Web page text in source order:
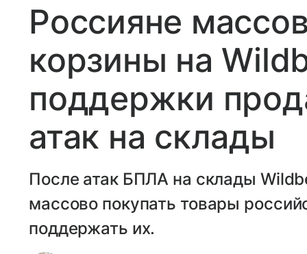
Россияне
корзины на
поддержки
атак на склады
После атак БПЛА на склады
массово покупать товары
поддержать их.